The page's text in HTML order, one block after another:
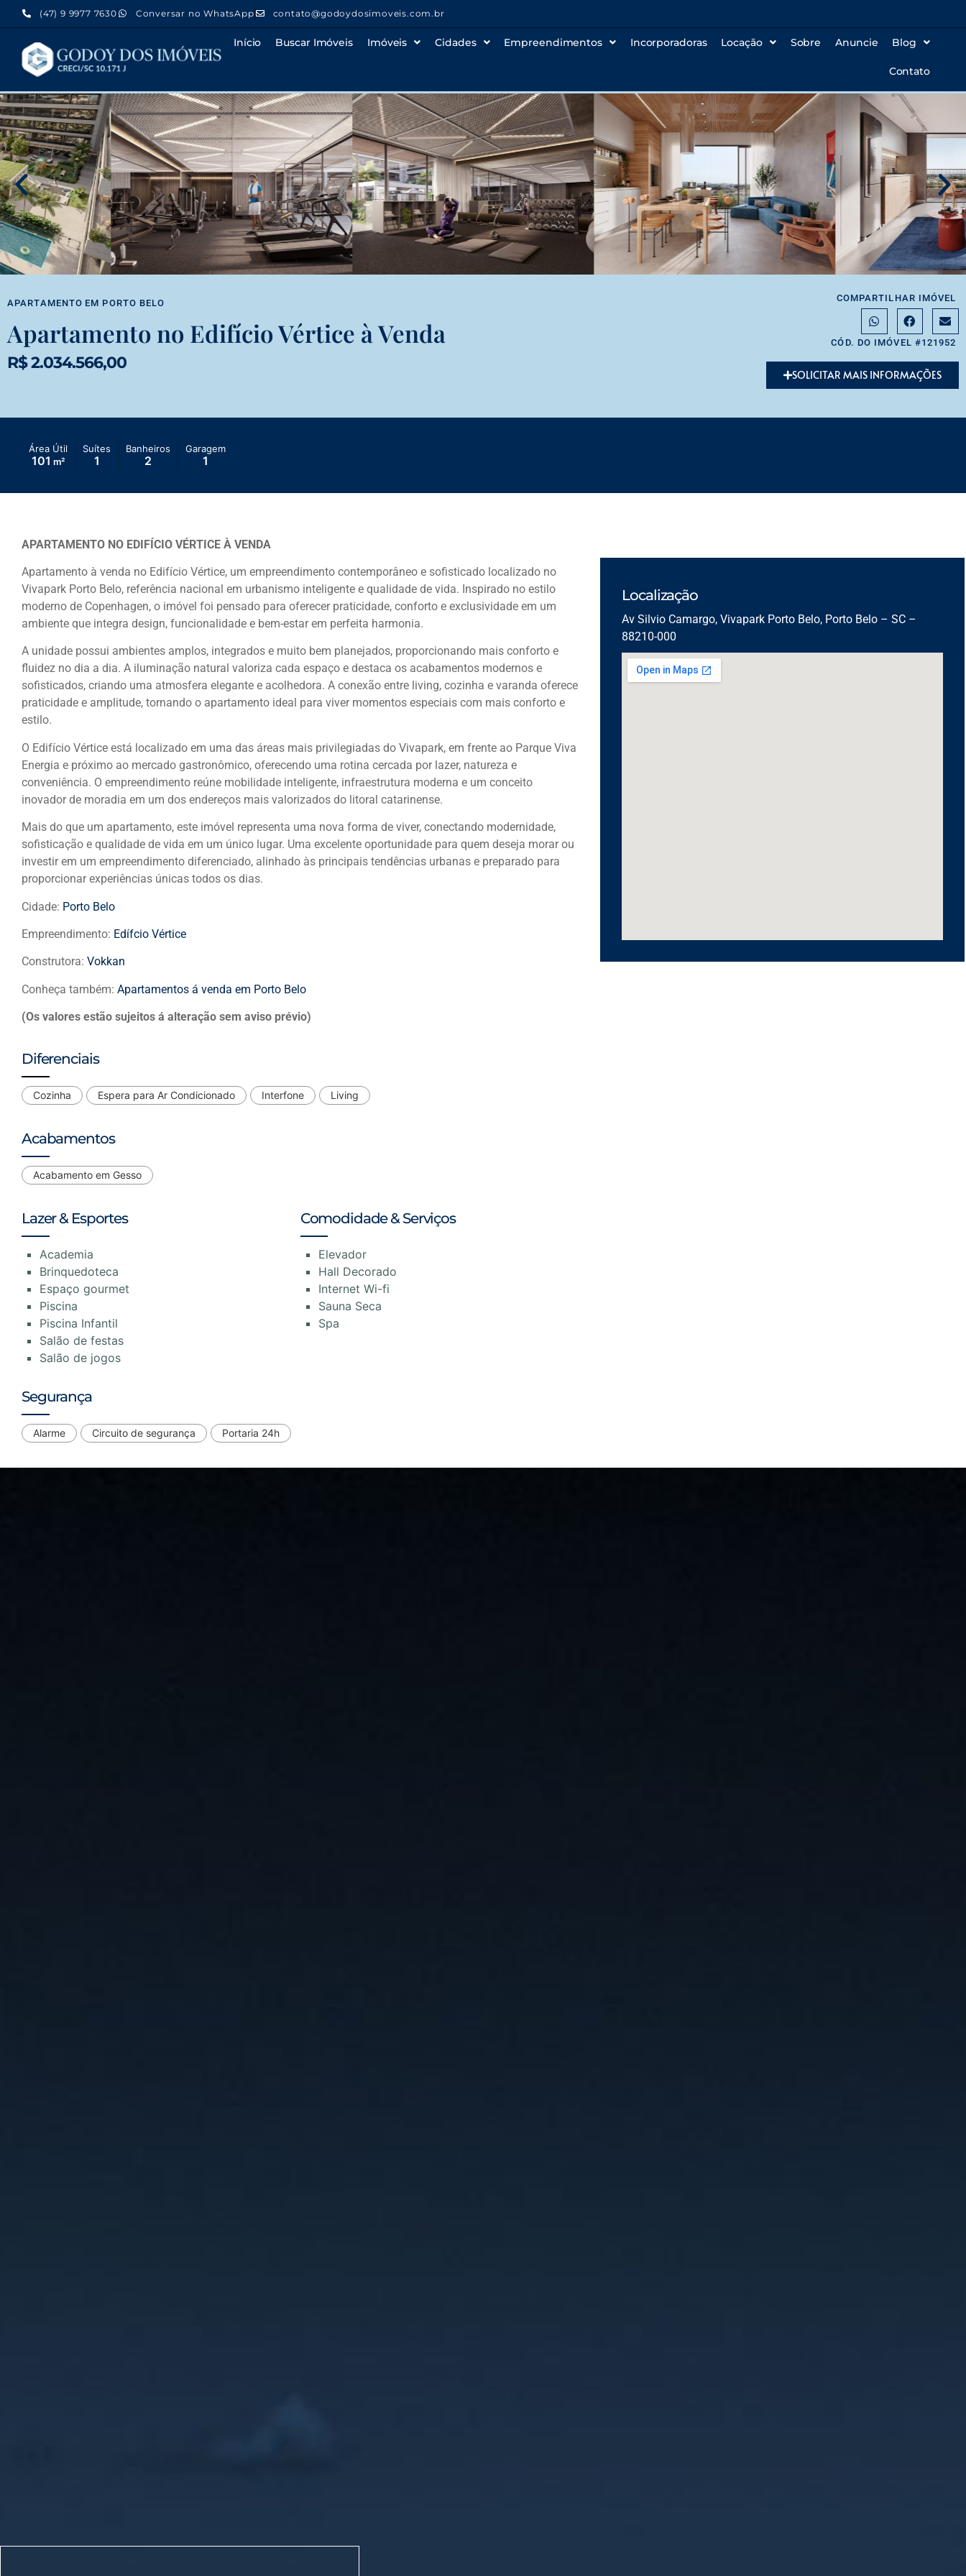
(47) 9 9977 7630 Conversar no WhatsApp contato@godoydosimoveis.com.br
Início Buscar Imóveis Imóveis Cidades Empreendimentos Incorporadoras Locação Sobre Anuncie Blog
Contato
APARTAMENTO EM PORTO BELO
Apartamento no Edifício Vértice à Venda
R$ 2.034.566,00
COMPARTILHAR IMÓVEL
CÓD. DO IMÓVEL #121952
SOLICITAR MAIS INFORMAÇÕES
Área Útil
101 m²
Suítes
1
Banheiros
2
Garagem
1
APARTAMENTO NO EDIFÍCIO VÉRTICE À VENDA
Apartamento à venda no Edifício Vértice, um empreendimento contemporâneo e sofisticado localizado no
Vivapark Porto Belo, referência nacional em urbanismo inteligente e qualidade de vida. Inspirado no estilo
moderno de Copenhagen, o imóvel foi pensado para oferecer praticidade, conforto e exclusividade em um
ambiente que integra design, funcionalidade e bem-estar em perfeita harmonia.
A unidade possui ambientes amplos, integrados e muito bem planejados, proporcionando mais conforto e
fluidez no dia a dia. A iluminação natural valoriza cada espaço e destaca os acabamentos modernos e
sofisticados, criando uma atmosfera elegante e acolhedora. A conexão entre living, cozinha e varanda oferece
praticidade e amplitude, tornando o apartamento ideal para viver momentos especiais com mais conforto e
estilo.
O Edifício Vértice está localizado em uma das áreas mais privilegiadas do Vivapark, em frente ao Parque Viva
Energia e próximo ao mercado gastronômico, oferecendo uma rotina cercada por lazer, natureza e
conveniência. O empreendimento reúne mobilidade inteligente, infraestrutura moderna e um conceito
inovador de moradia em um dos endereços mais valorizados do litoral catarinense.
Mais do que um apartamento, este imóvel representa uma nova forma de viver, conectando modernidade,
sofisticação e qualidade de vida em um único lugar. Uma excelente oportunidade para quem deseja morar ou
investir em um empreendimento diferenciado, alinhado às principais tendências urbanas e preparado para
proporcionar experiências únicas todos os dias.
Cidade: Porto Belo
Empreendimento: Edífcio Vértice
Construtora: Vokkan
Conheça também: Apartamentos á venda em Porto Belo
(Os valores estão sujeitos á alteração sem aviso prévio)
Diferenciais
Cozinha Espera para Ar Condicionado Interfone Living
Acabamentos
Acabamento em Gesso
Lazer & Esportes
Academia
Brinquedoteca
Espaço gourmet
Piscina
Piscina Infantil
Salão de festas
Salão de jogos
Comodidade & Serviços
Elevador
Hall Decorado
Internet Wi-fi
Sauna Seca
Spa
Segurança
Alarme Circuito de segurança Portaria 24h
Localização
Av Silvio Camargo, Vivapark Porto Belo, Porto Belo – SC –
88210-000